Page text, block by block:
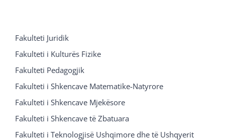
Fakulteti Juridik
Fakulteti i Kulturës Fizike
Fakulteti Pedagogjik
Fakulteti i Shkencave Matematike-Natyrore
Fakulteti i Shkencave Mjekësore
Fakulteti i Shkencave të Zbatuara
Fakulteti i Teknologjisë Ushqimore dhe të Ushqyerit